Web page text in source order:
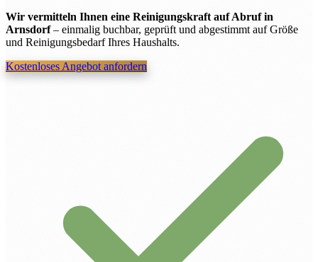
Wir vermitteln Ihnen eine Reinigungskraft auf Abruf in
Arnsdorf– einmalig buchbar, geprüft und abgestimmt auf Größe
und Reinigungsbedarf Ihres Haushalts.
Kostenloses Angebot anfordern